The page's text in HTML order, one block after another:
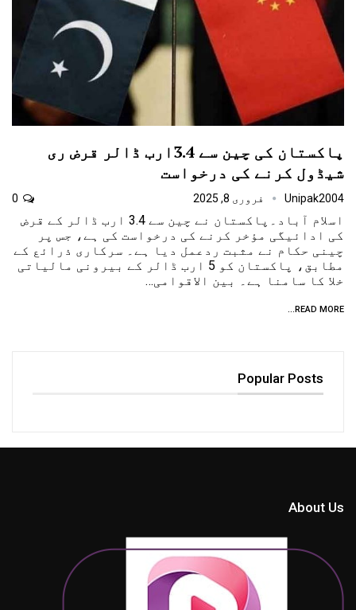
پاکستان کی چین سے 3.4ارب ڈالر قرض ری
شیڈول کرنے کی درخواست
Unipak2004 فروری 8, 2025
اسلام آباد۔پاکستان نے چین سے 3.4 ارب ڈالر کے قرض
کی ادائیگی مؤخر کرنے کی درخواست کی ہے، جس پر
چینی حکام نے مثبت ردعمل دیا ہے۔ سرکاری ذرائع کے
مطابق، پاکستان کو 5 ارب ڈالر کے بیرونی مالیاتی
خلا کا سامنا ہے۔ بین الاقوامی…
READ MORE...
Popular Posts
About Us